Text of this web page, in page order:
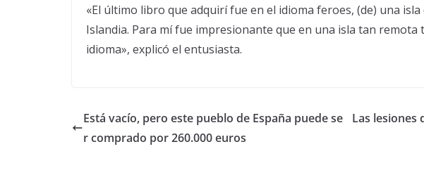
«El último libro que adquirí fue en el idioma feroes, (de) una
Islandia. Para mí fue impresionante que en una isla tan remota
idioma», explicó el entusiasta.
Está vacío, pero este pueblo de España puede se
r comprado por 260.000 euros
Las lesiones